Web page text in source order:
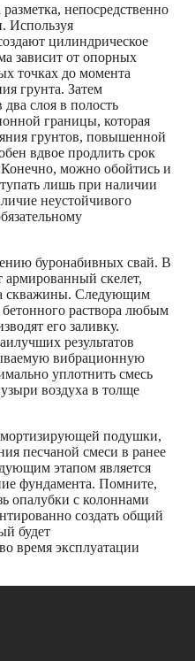
непосредственно
Используя
цилиндрическое
зависит от опорных
точках до момента
грунта. Затем
слоя в полость
границы, которая
грунтов, повышенной
вдвое продлить срок
можно обойтись и
лишь при наличии
неустойчивого
буронабивных свай. В
армированный скелет,
скважины. Следующим
бетонного раствора любым
его заливку.
результатов
вибрационную
уплотнить смесь
воздуха в толще
подушки,
песчаной смеси в ранее
этапом является
фундамента. Помните,
опалубки с колоннами
создать общий
будет
время эксплуатации